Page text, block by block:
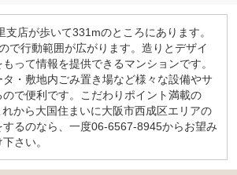
支店が歩いて331mのところにあります。
で行動範囲が広がります。造りとデザイ
って情報を提供できるマンションです。
・敷地内ごみ置き場など様々な設備やサ
で便利です。こだわりポイント満載の
から大国住まいに大阪市西成区エリアの
るのなら、一度06-6567-8945からお望み
さい。